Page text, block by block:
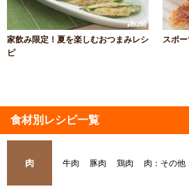
家飲み限定！夏を楽しむおつまみレシ
ピ
スポ
食材別レシピ一覧
肉 牛肉 豚肉 鶏肉 肉：その他